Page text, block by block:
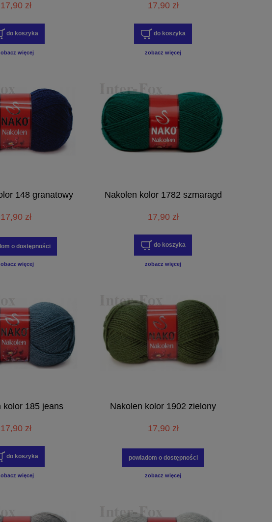
17,90 zł
do koszyka
więcej
17,90 zł
do koszyka
zobacz więcej
148 granatowy
17,90 zł
o dostępności
więcej
Nakolen kolor 1782 szmaragd
17,90 zł
do koszyka
zobacz więcej
kolor 185 jeans
17,90 zł
do koszyka
więcej
Nakolen kolor 1902 zielony
17,90 zł
powiadom o dostępności
zobacz więcej